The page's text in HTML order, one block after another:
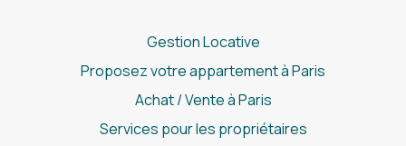
Gestion Locative
Proposez votre appartement à Paris
Achat / Vente à Paris
Services pour les propriétaires